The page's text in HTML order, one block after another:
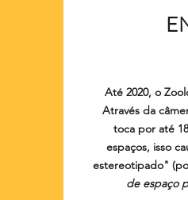
Até 2020, o
Através da
toca por até
espaços, isso
estereotipado"
de espaço